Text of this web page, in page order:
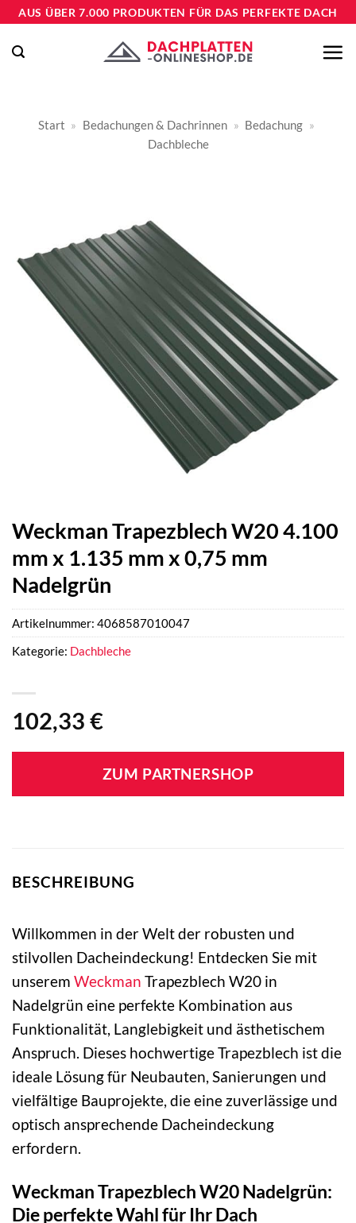
Zum
springen
AUS ÜBER 7.000 PRODUKTEN FÜR DAS PERFEKTE DACH
Start » Bedachungen & Dachrinnen » Bedachung »
Dachbleche
Weckman Trapezblech W20 4.100
mm x 1.135 mm x 0,75 mm
Nadelgrün
102,33 €
ZUM PARTNERSHOP
Artikelnummer: 4068587010047
Kategorie: Dachbleche
BESCHREIBUNG
Willkommen in der Welt der robusten und
stilvollen Dacheindeckung! Entdecken Sie mit
unserem Weckman Trapezblech W20 in
Nadelgrün eine perfekte Kombination aus
Funktionalität, Langlebigkeit und ästhetischem
Anspruch. Dieses hochwertige Trapezblech ist die
ideale Lösung für Neubauten, Sanierungen und
vielfältige Bauprojekte, die eine zuverlässige und
optisch ansprechende Dacheindeckung
erfordern.
Weckman Trapezblech W20 Nadelgrün:
Die perfekte Wahl für Ihr Dach